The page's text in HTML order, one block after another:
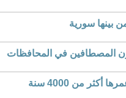
بينها سورية
المصطافين في المحافظات
من 4000 سنة